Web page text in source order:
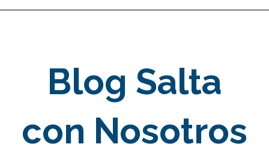
Blog Salta
con Nosotros